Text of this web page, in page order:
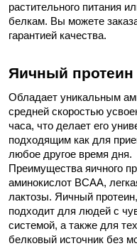
растительного питания
белкам. Вы можете
гарантией качества.
Яичный протеин
Обладает уникальным
средней скоростью
часа, что делает его
подходящим как для
любое другое время дня.
Преимущества яичного
аминокислот BCAA,
лактозы. Яичный
подходит для людей с
системой, а также для
белковый источник без